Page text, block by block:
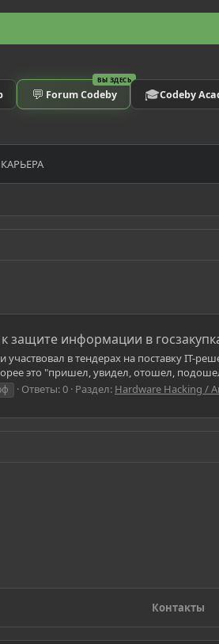
ВЫ ЗДЕСЬ
💬 Forum Codeby 🎓Codeby
КАРЬЕРА
защите информации в
участвовал в тендерах на поставку IT-
это "пришел, увидел, отошел,
Ответы: 0 Раздел: Hardware Hacking /
Контакты